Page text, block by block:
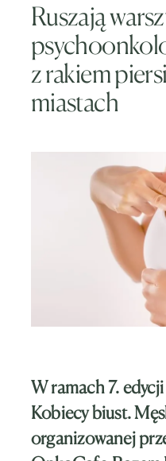
Ruszają
z rakiem
miastach
W ramach 7.
Kobiecy biust.
organizowanej